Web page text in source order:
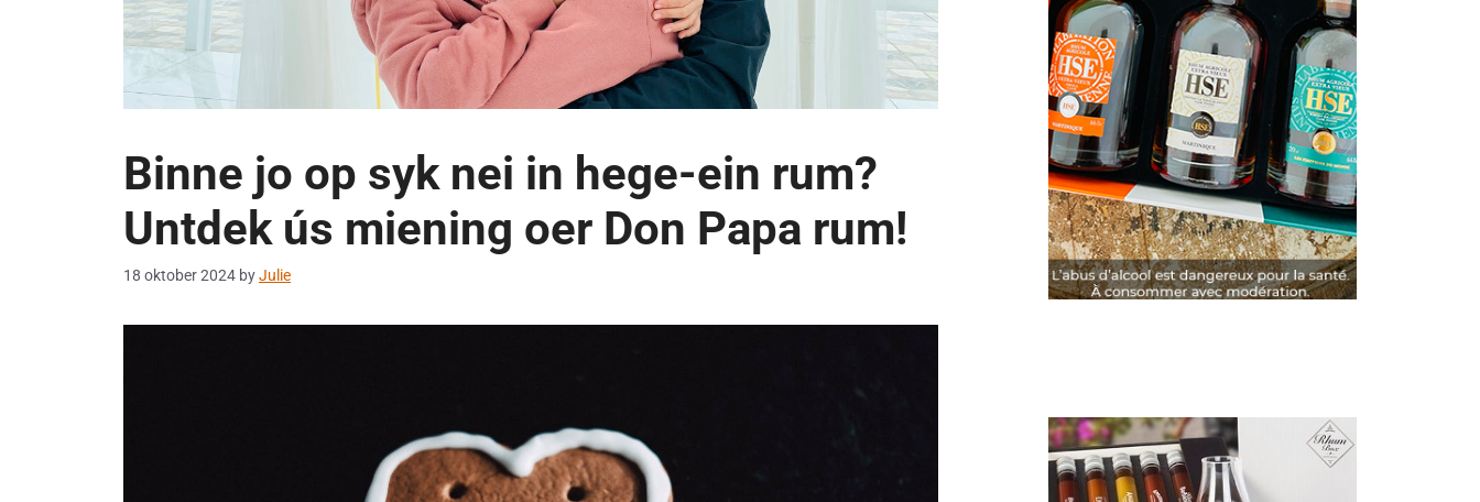
Binne jo op syk nei in hege-ein rum?
Untdek ús miening oer Don Papa rum!
18 oktober 2024 byJulie